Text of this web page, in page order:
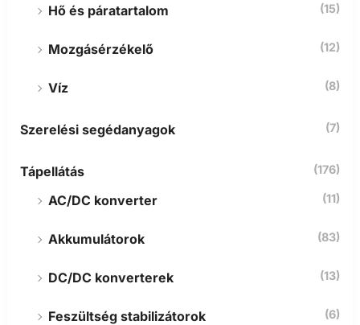
Hő és páratartalom (15)
Mozgásérzékelő (12)
Víz (8)
Szerelési segédanyagok (7)
Tápellátás (176)
AC/DC konverter (11)
Akkumulátorok (83)
DC/DC konverterek (13)
Feszültség stabilizátorok (6)